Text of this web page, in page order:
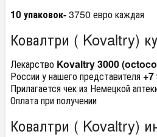
10 упаковок-3750 евро каждая
Ковалтри ( Kovaltry)
Лекарство Kovaltry 3000
России у нашего представителя
Прилагается чек из Немецкой
Оплата при получении
Ковалтри ( Kovaltry)